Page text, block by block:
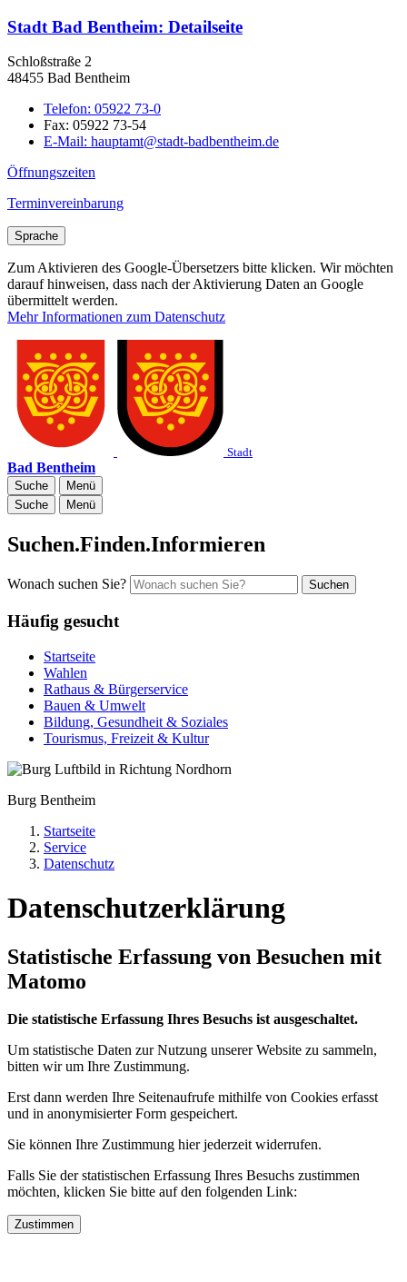
Stadt Bad Bentheim: Detailseite
Schloßstraße 2
48455 Bad Bentheim
Telefon: 05922 73-0
Fax: 05922 73-54
E-Mail: hauptamt@stadt-badbentheim.de
Öffnungszeiten
Terminvereinbarung
Sprache
Zum Aktivieren des Google-Übersetzers bitte klicken. Wir möchten
darauf hinweisen, dass nach der Aktivierung Daten an Google
übermittelt werden.
Mehr Informationen zum Datenschutz
Stadt
Bad Bentheim
Suche
Menü
Suche
Menü
Suchen.Finden.Informieren
Wonach suchen Sie? Suchen
Häufig gesucht
Startseite
Wahlen
Rathaus & Bürgerservice
Bauen & Umwelt
Bildung, Gesundheit & Soziales
Tourismus, Freizeit & Kultur
Burg Bentheim
Startseite
Service
Datenschutz
Datenschutzerklärung
Statistische Erfassung von Besuchen mit
Matomo
Die statistische Erfassung Ihres Besuchs ist ausgeschaltet.
Um statistische Daten zur Nutzung unserer Website zu sammeln,
bitten wir um Ihre Zustimmung.
Erst dann werden Ihre Seitenaufrufe mithilfe von Cookies erfasst
und in anonymisierter Form gespeichert.
Sie können Ihre Zustimmung hier jederzeit widerrufen.
Falls Sie der statistischen Erfassung Ihres Besuchs zustimmen
möchten, klicken Sie bitte auf den folgenden Link:
Zustimmen